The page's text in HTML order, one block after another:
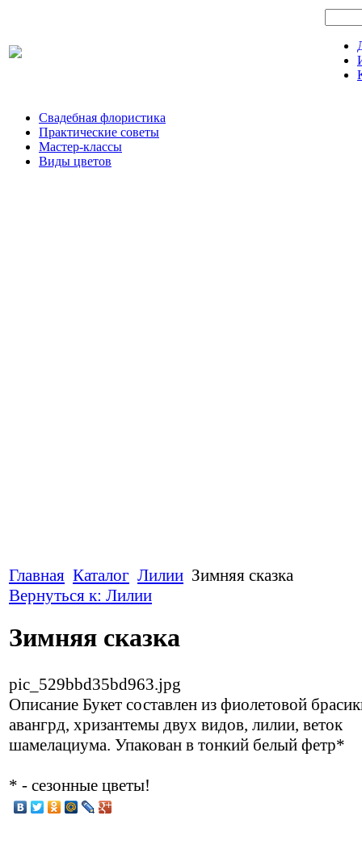
Свадебная флористика
Практические советы
Мастер-классы
Виды цветов
Главная Каталог Лилии Зимняя сказка
Вернуться к: Лилии
Зимняя сказка
pic_529bbd35bd963.jpg
Описание Букет составлен из фиолетовой
авангрд, хризантемы двух видов, лилии, веток
шамелациума. Упакован в тонкий белый фетр*
* - сезонные цветы!